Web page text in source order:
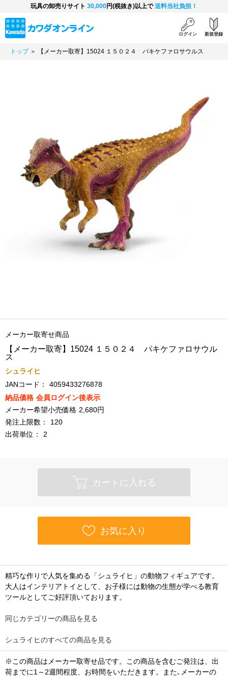
玩具の卸売りサイト 30,000円(税抜き)以上で送料当社負担！
ログイン 新規登録
トップ＞ 【メーカー取寄】15024 １５０２４ パキケファロサウルス
メーカー取寄せ商品
【メーカー取寄】15024 １５０２４ パキケファロサウル
ス
シュライヒ
JANコード：
4059433276878
納品価格 会員ログイン後表示
メーカー希望小売価格 2,680円
発注上限数：
120
出荷単位：
2
カートに入れる
お気に入り
精巧な作りで人気を集める「シュライヒ」の動物フィギュアです。
大人はインテリアトイとして、お子様には動物の生態が学べる教育
ツールとしてご好評頂いております。
同じカテゴリーの商品を見る
シュライヒのすべての商品を見る
※この商品はメーカー取寄せ品です。この商品を含むご発注は、出
荷までに1～2週間程度、お時間をいただきます。また､メーカーの